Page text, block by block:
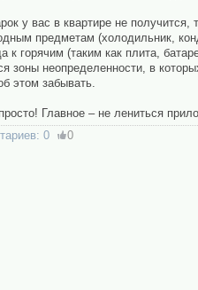
у вас в квартире не
предметам (холодильник,
к горячим (таким как плита,
зоны неопределенности, в
этом забывать.
Главное – не лениться
0 0